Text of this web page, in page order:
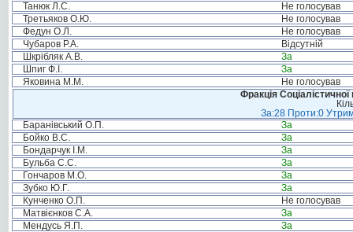
Танюк Л.С.
Не голосував
Третьяков О.Ю.
Не голосував
Федун О.Л.
Не голосував
Чубаров Р.А.
Відсутній
Шкрібляк А.В.
За
Шпиг Ф.І.
За
Яковина М.М.
Не голосував
Фракція Соціалістичної
За:28 Проти:0
Баранівський О.П.
За
Бойко В.С.
За
Бондарчук І.М.
За
Бульба С.С.
За
Гончаров М.О.
За
Зубко Ю.Г.
За
Кунченко О.П.
Не голосував
Матвієнков С.А.
За
Мендусь Я.П.
За